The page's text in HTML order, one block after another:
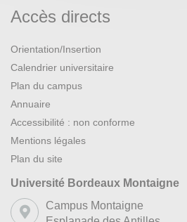
Accès directs
Orientation/Insertion
Calendrier universitaire
Plan du campus
Annuaire
Accessibilité : non conforme
Mentions légales
Plan du site
Université Bordeaux Montaigne
Campus Montaigne